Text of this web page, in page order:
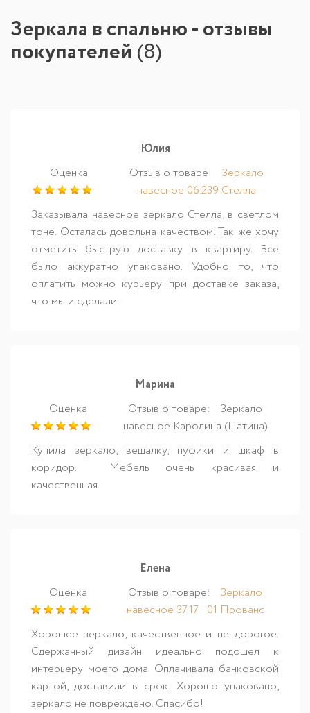
Зеркала в спальню - отзывы
покупателей (8)
Юлия
Оценка
Отзыв о товаре:
Зеркало
навесное 06.239 Стелла
Заказывала навесное зеркало Стелла, в светлом
тоне. Осталась довольна качеством. Так же хочу
отметить быструю доставку в квартиру. Все
было аккуратно упаковано. Удобно то, что
оплатить можно курьеру при доставке заказа,
что мы и сделали.
Марина
Оценка
Отзыв о товаре:
Зеркало
навесное Каролина (Патина)
Купила зеркало, вешалку, пуфики и шкаф в
коридор. Мебель очень красивая и
качественная.
Елена
Оценка
Отзыв о товаре:
Зеркало
навесное 37.17 - 01 Прованс
Хорошее зеркало, качественное и не дорогое.
Сдержанный дизайн идеально подошел к
интерьеру моего дома. Оплачивала банковской
картой, доставили в срок. Хорошо упаковано,
зеркало не повреждено. Спасибо!